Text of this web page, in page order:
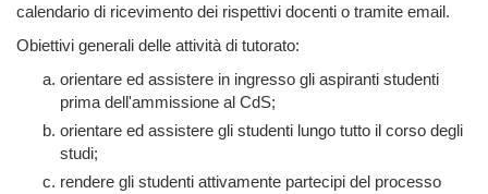
calendario di ricevimento dei rispettivi docenti o tramite email.
Obiettivi generali delle attività di tutorato:
orientare ed assistere in ingresso gli aspiranti studenti
prima dell'ammissione al CdS;
orientare ed assistere gli studenti lungo tutto il corso degli
studi;
rendere gli studenti attivamente partecipi del processo